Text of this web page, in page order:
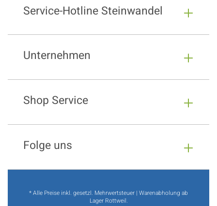
Service-Hotline Steinwandel
Unternehmen
Shop Service
Folge uns
* Alle Preise inkl. gesetzl. Mehrwertsteuer | Warenabholung ab
Lager Rottweil.